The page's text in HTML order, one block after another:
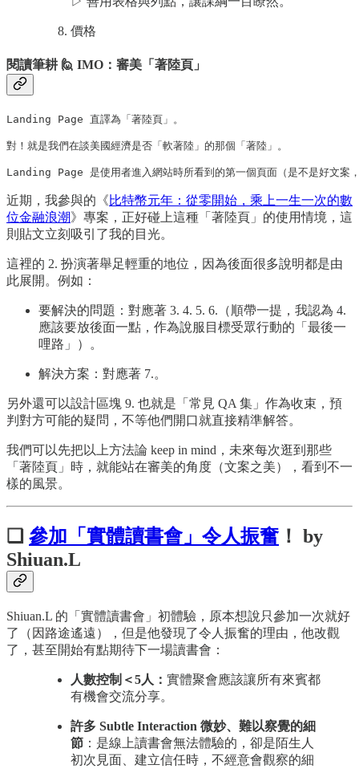
價格
閱讀筆耕 🙋 IMO：審美「著陸頁」
Landing Page 直譯為「著陸頁」。
對！就是我們在談美國經濟是否「軟著陸」的那個「著陸」。
Landing Page 是使用者進入網站時所看到的第一個頁面（是不是好文案
近期，我參與的《比特幣元年：從零開始，乘上一生一次的數
位金融浪潮》專案，正好碰上這種「著陸頁」的使用情境，這
則貼文立刻吸引了我的目光。
​這裡的 2. 扮演著舉足輕重的地位，因為後面很多說明都是由
此展開。例如：
要解決的問題：對應著 3. 4. 5. 6.（順帶一提，我認為 4.
應該要放後面一點，作為說服目標受眾行動的「最後一
哩路」）。
解決方案：對應著 7.。
另外還可以設計區塊 9. 也就是「常見 QA 集」作為收束，預
判對方可能的疑問，不等他們開口就直接精準解答。
我們可以先把以上方法論 keep in mind，未來每次逛到那些
「著陸頁」時，就能站在審美的角度（文案之美），看到不一
樣的風景。
❏ 參加「實體讀書會」令人振奮 ！ by
Shiuan.L
Shiuan.L 的「實體讀書會」初體驗，原本想說只參加一次就好
了（因路途遙遠），但是他發現了令人振奮的理由，他改觀
了，甚至開始有點期待下一場讀書會：
人數控制＜5人： 實體聚會應該讓所有來賓都
有機會交流分享。
許多 Subtle Interaction 微妙、難以察覺的細
節 ：是線上讀書會無法體驗的，卻是陌生人
初次見面、建立信任時，不經意會觀察的細